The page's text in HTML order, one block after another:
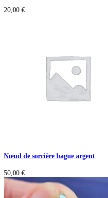
20,00 €
Nœud de sorcière bague argent
50,00 €